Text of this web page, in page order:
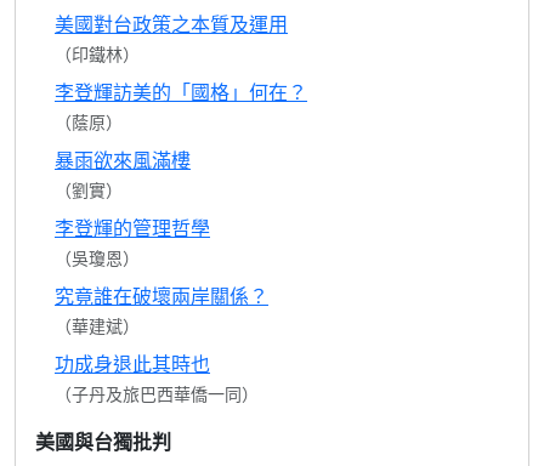
美國對台政策之本質及運用
（印鐵林）
李登輝訪美的「國格」何在？
（蔭原）
暴雨欲來風滿樓
（劉實）
李登輝的管理哲學
（吳瓊恩）
究竟誰在破壞兩岸關係？
（華建斌）
功成身退此其時也
（子丹及旅巴西華僑一同）
美國與台獨批判